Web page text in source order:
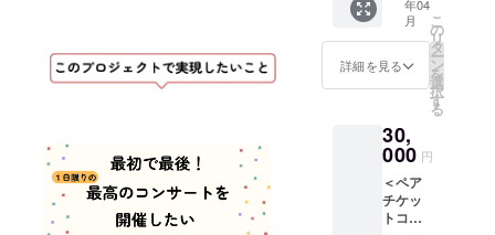
その
他、問
題があ
ると判
断され
には、
変更を
お願い
するこ
とがあ
りま
2025年
１月～
旬：[２]
[５][６]
2025年
４月：
[８] ※コ
ンサー
ト準備
のた
コード
２枚組
ンサー
ト音源
（デジ
タル）
[９] コ
ンサー
ト映像
配信視
カード
（１
種）
[16] チ
※特典付
号は本
文の
ターン
紹介」
と共通
アート
カード
[４] オ
ルゴー
ルアレ
ンジフ
バム
（デジ
タル）
[５] 8bit
チップ
チュー
年04
月
詳細を見る
こ
の
リ
タ
ー
ン
を
選
択
す
る
30,
000 円
＜ペア
チケッ
トコー